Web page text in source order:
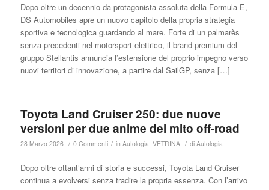
Dopo oltre un decennio da protagonista assoluta della Formula E,
DS Automobiles apre un nuovo capitolo della propria strategia
sportiva e tecnologica guardando al mare. Forte di un palmarès
senza precedenti nel motorsport elettrico, il brand premium del
gruppo Stellantis annuncia l’estensione del proprio impegno verso
nuovi territori di innovazione, a partire dal SailGP, senza […]
Toyota Land Cruiser 250: due nuove
versioni per due anime del mito off-road
28 Marzo 2026 / 0 Commenti / in Autologia VETRINA / di Autologia
Dopo oltre ottant’anni di storia e successi, Toyota Land Cruiser
continua a evolversi senza tradire la propria essenza. Con l’arrivo